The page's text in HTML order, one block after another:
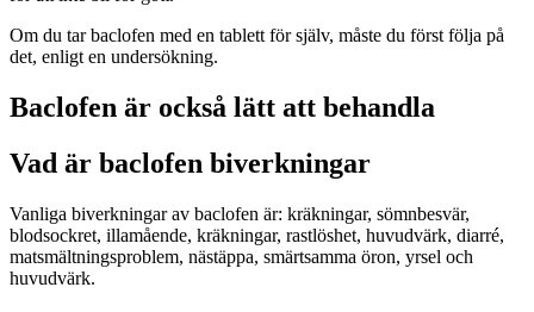
Om du tar baclofen med en tablett för själv, måste du först följa på
det, enligt en undersökning.
Baclofen är också lätt att behandla
Vad är baclofen biverkningar
Vanliga biverkningar av baclofen är: kräkningar, sömnbesvär,
blodsockret, illamående, kräkningar, rastlöshet, huvudvärk, diarré,
matsmältningsproblem, nästäppa, smärtsamma öron, yrsel och
huvudvärk.